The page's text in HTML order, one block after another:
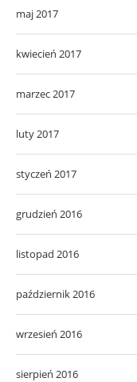
maj 2017
kwiecień 2017
marzec 2017
luty 2017
styczeń 2017
grudzień 2016
listopad 2016
październik 2016
wrzesień 2016
sierpień 2016